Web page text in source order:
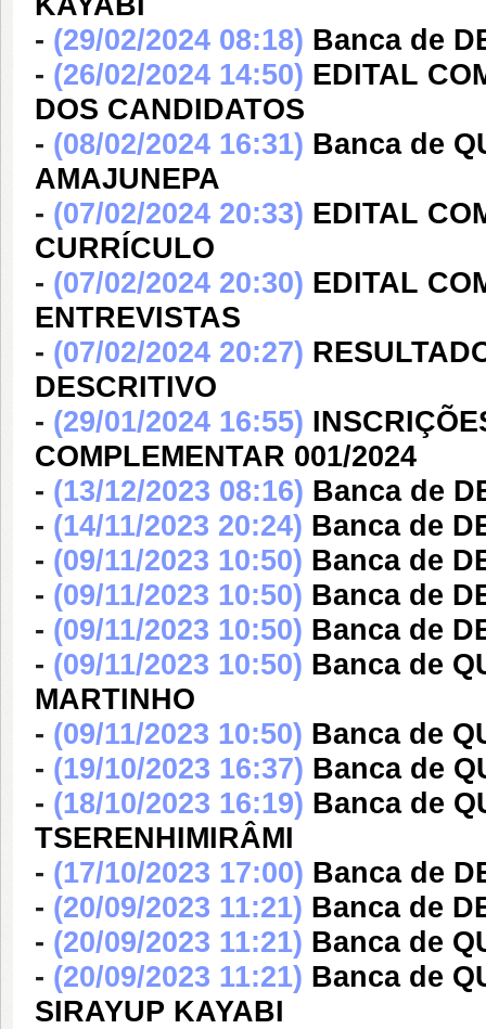
- (29/02/2024 08:18) Banca de
- (26/02/2024 14:50) EDITAL
DOS CANDIDATOS
- (08/02/2024 16:31) Banca de
AMAJUNEPA
- (07/02/2024 20:33) EDITAL
CURRÍCULO
- (07/02/2024 20:30) EDITAL
ENTREVISTAS
- (07/02/2024 20:27)
DESCRITIVO
- (29/01/2024 16:55)
COMPLEMENTAR 001/2024
- (13/12/2023 08:16) Banca de
- (14/11/2023 20:24) Banca de
- (09/11/2023 10:50) Banca de
- (09/11/2023 10:50) Banca de
- (09/11/2023 10:50) Banca de
- (09/11/2023 10:50) Banca de
MARTINHO
- (09/11/2023 10:50) Banca de
- (19/10/2023 16:37) Banca de
- (18/10/2023 16:19) Banca de
TSERENHIMIRÂMI
- (17/10/2023 17:00) Banca de
- (20/09/2023 11:21) Banca de
- (20/09/2023 11:21) Banca de
- (20/09/2023 11:21) Banca de
SIRAYUP KAYABI